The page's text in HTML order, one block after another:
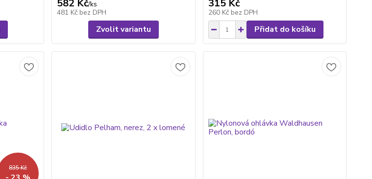
582 Kč/ks
481 Kč bez DPH
Zvolit variantu
315 Kč
260 Kč bez DPH
Přidat do košíku
835 Kč